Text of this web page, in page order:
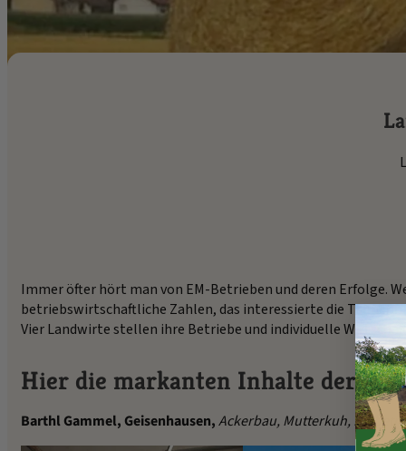
Immer öfter hört man von EM-Betrieben und deren Erfolge.
betriebswirtschaftliche Zahlen, das interessierte die
Vier Landwirte stellen ihre Betriebe und individuelle
Hier die markanten Inhalte der
Barthl Gammel, Geisenhausen,Ackerbau, Mutterkuh,